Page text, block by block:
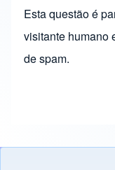
Esta questão é
visitante humano
de spam.